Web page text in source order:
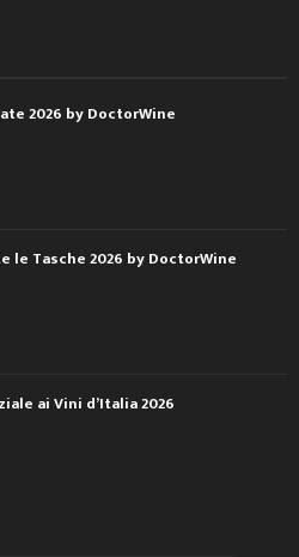
2026 by DoctorWine
le Tasche 2026 by DoctorWine
ai Vini d’Italia 2026